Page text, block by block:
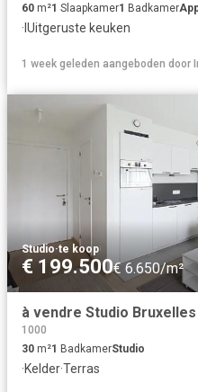
60 m²1 Slaapkamer1 Badkamer
·IUitgeruste keuken
1 week geleden aangeboden door
Studio·te koop
€ 199.500€ 6.650/m²
à vendre Studio
1000
30 m²1 BadkamerStudio
·Kelder·Terras